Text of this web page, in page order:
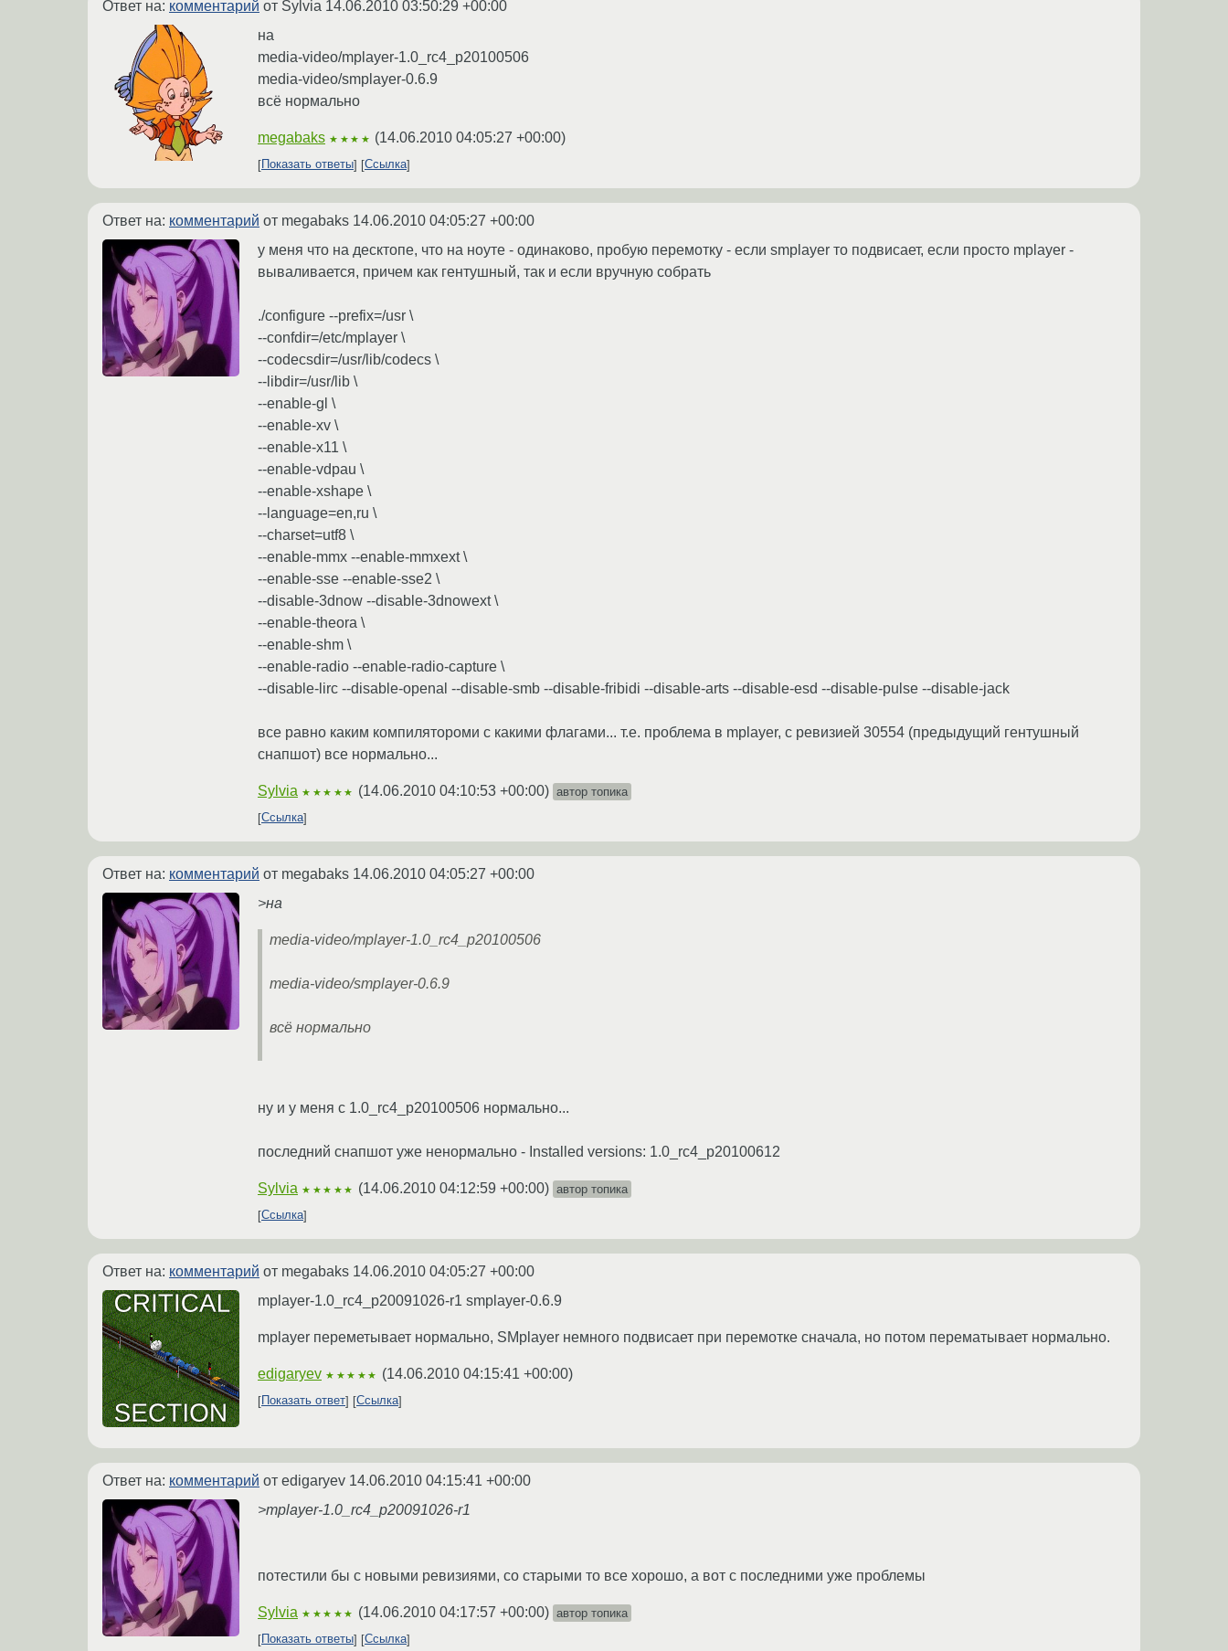
Ответ на: комментарий от Sylvia 14.06.2010 03:50:29 +00:00
на
media-video/mplayer-1.0_rc4_p20100506
media-video/smplayer-0.6.9
всё нормально
megabaks ★★★★ (14.06.2010 04:05:27 +00:00)
Показать ответы Ссылка
Ответ на: комментарий от megabaks 14.06.2010 04:05:27 +00:00
у меня что на десктопе, что на ноуте - одинаково, пробую перемотку - если smplayer то подвисает, если просто mplayer -
вываливается, причем как гентушный, так и если вручную собрать
./configure --prefix=/usr \
--confdir=/etc/mplayer \
--codecsdir=/usr/lib/codecs \
--libdir=/usr/lib \
--enable-gl \
--enable-xv \
--enable-x11 \
--enable-vdpau \
--enable-xshape \
--language=en,ru \
--charset=utf8 \
--enable-mmx --enable-mmxext \
--enable-sse --enable-sse2 \
--disable-3dnow --disable-3dnowext \
--enable-theora \
--enable-shm \
--enable-radio --enable-radio-capture \
--disable-lirc --disable-openal --disable-smb --disable-fribidi --disable-arts --disable-esd --disable-pulse --disable-jack
все равно каким компилятороми с какими флагами... т.е. проблема в mplayer, с ревизией 30554 (предыдущий гентушный
снапшот) все нормально...
Sylvia ★★★★★ (14.06.2010 04:10:53 +00:00) автор топика
Ссылка
Ответ на: комментарий от megabaks 14.06.2010 04:05:27 +00:00
>на
media-video/mplayer-1.0_rc4_p20100506
media-video/smplayer-0.6.9
всё нормально
ну и у меня с 1.0_rc4_p20100506 нормально...
последний снапшот уже ненормально - Installed versions: 1.0_rc4_p20100612
Sylvia ★★★★★ (14.06.2010 04:12:59 +00:00) автор топика
Ссылка
Ответ на: комментарий от megabaks 14.06.2010 04:05:27 +00:00
mplayer-1.0_rc4_p20091026-r1 smplayer-0.6.9
mplayer переметывает нормально, SMplayer немного подвисает при перемотке сначала, но потом перематывает нормально.
edigaryev ★★★★★ (14.06.2010 04:15:41 +00:00)
Показать ответ Ссылка
Ответ на: комментарий от edigaryev 14.06.2010 04:15:41 +00:00
>mplayer-1.0_rc4_p20091026-r1
потестили бы с новыми ревизиями, со старыми то все хорошо, а вот с последними уже проблемы
Sylvia ★★★★★ (14.06.2010 04:17:57 +00:00) автор топика
Показать ответы
Ссылка